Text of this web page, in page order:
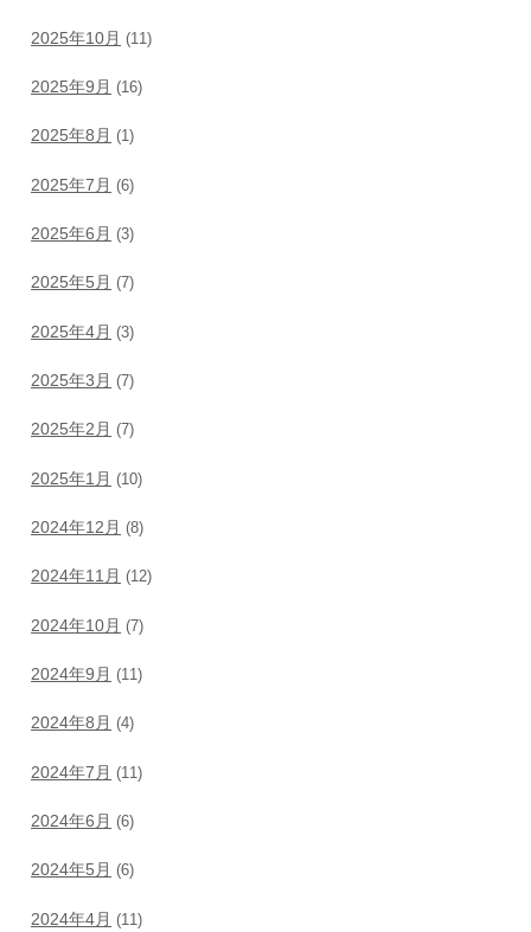
2025年10月 (11)
2025年9月 (16)
2025年8月 (1)
2025年7月 (6)
2025年6月 (3)
2025年5月 (7)
2025年4月 (3)
2025年3月 (7)
2025年2月 (7)
2025年1月 (10)
2024年12月 (8)
2024年11月 (12)
2024年10月 (7)
2024年9月 (11)
2024年8月 (4)
2024年7月 (11)
2024年6月 (6)
2024年5月 (6)
2024年4月 (11)